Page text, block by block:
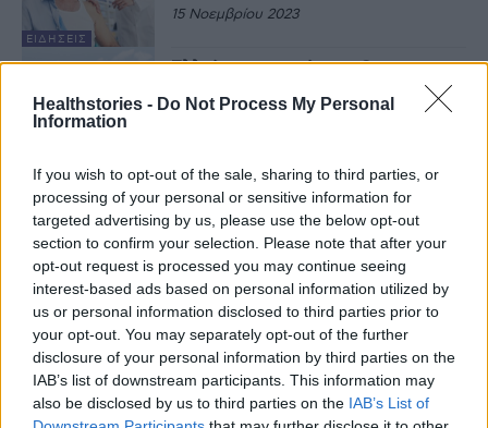
Healthstories - Do Not Process My Personal
Information
If you wish to opt-out of the sale, sharing to third parties, or
processing of your personal or sensitive information for
targeted advertising by us, please use the below opt-out
section to confirm your selection. Please note that after your
opt-out request is processed you may continue seeing
interest-based ads based on personal information utilized by
us or personal information disclosed to third parties prior to
your opt-out. You may separately opt-out of the further
disclosure of your personal information by third parties on the
IAB’s list of downstream participants. This information may
also be disclosed by us to third parties on the IAB’s List of
ΕΙΔΉΣΕΙΣ
15 Νοεμβρίου 2023
ΠΟΛΙΤΙΚΉ ΥΓΕΊΑΣ
Ελλείψεις φαρμάκων: Οι
εξαγωγές, οι φαρμακαποθήκες, η
ΕΕ και ο Απόστολος Βαλτάς
ΠΦΣ: Νέο ΔΣ – Παραμένει
πρόεδρος ο Απόστολος Βαλτάς
7 Σεπτεμβρίου 2023
Εκλογές ΠΦΣ: Πρώτος
αναδείχτηκε ο συνδυασμός του
Απόστολου Βαλτά
31 Ιουλίου 2023